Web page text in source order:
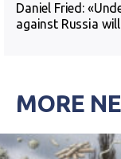
Daniel Fried:
against Russia
MORE